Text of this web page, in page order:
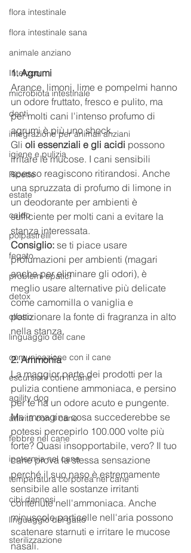
flora intestinale
flora intestinale sana
animale anziano
Interzoo
microbiota intestinale
denti
integrazione per animali anziani
igiene e pulizia
Ricette
estate
caldo
polpastrelli
fegato
problemi epatici
detox
olfatto
linguaggio del cane
comunicazione con il cane
escursioni con il cane
agility dog
attività con il cane
febbre nel cane
ipotermia nel cane
temperatura corporea nel cane
cibi dannosi
linguaggio del gatto
sterilizzazione
1. Agrumi
Arance, limoni, lime e pompelmi hanno
un odore fruttato, fresco e pulito, ma
per molti cani l'intenso profumo di
agrumi è più uno shock.
Gli oli essenziali e gli acidi possono
irritare le mucose. I cani sensibili
spesso reagiscono ritirandosi. Anche
una spruzzata di profumo di limone in
un deodorante per ambienti è
sufficiente per molti cani a evitare la
stanza interessata.
Consiglio: se ti piace usare
profumazioni per ambienti (magari
anche per eliminare gli odori), è
meglio usare alternative più delicate
come camomilla o vaniglia e
posizionare la fonte di fragranza in alto
nella stanza.
2. Ammonia
La maggior parte dei prodotti per la
pulizia contiene ammoniaca, e persino
per te ha un odore acuto e pungente.
Ma immagina cosa succederebbe se
potessi percepirlo 100.000 volte più
forte? Quasi insopportabile, vero? Il tuo
cane prova la stessa sensazione
perché il suo naso è estremamente
sensibile alle sostanze irritanti
contenute nell'ammoniaca. Anche
minuscole particelle nell'aria possono
scatenare starnuti e irritare le mucose
nasali.